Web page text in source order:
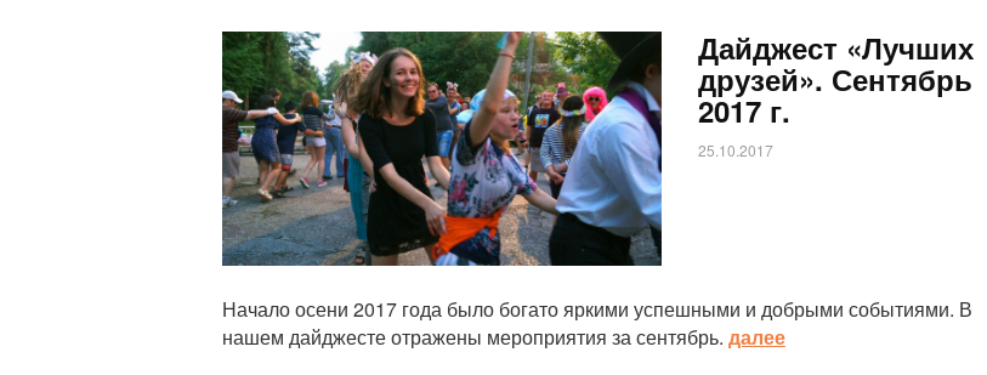
Статья Дайджест «Лучших
друзей». Сентябрь
2017 г.
25.10.2017
Начало осени 2017 года было богато яркими успешными и добрыми событиями. В
нашем дайджесте отражены мероприятия за сентябрь. далее